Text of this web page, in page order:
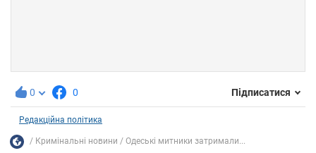
0 0 Підписатися
Редакційна політика
Кримінальні новини Одеські митники затримали...